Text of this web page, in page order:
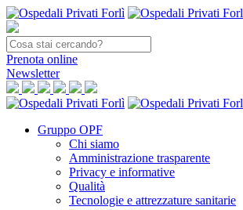
Prenota online
Newsletter
Gruppo OPF
Chi siamo
Amministrazione trasparente
Privacy e informative
Qualità
Tecnologie e attrezzature sanitarie